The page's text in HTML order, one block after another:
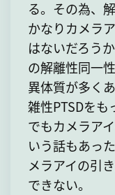
る。その為、
かなりカメラ
はないだろう
の解離性同一
異体質が多く
雑性PTSDをも
でもカメラア
いう話もあっ
メラアイの引
できない。